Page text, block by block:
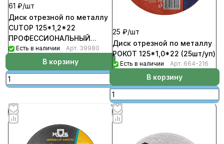
61 ₽/шт
Диск отрезной по металлу
CUTOP 125*1,2*22
ПРОФЕССИОНАЛЬНЫЙ
(10шт/уп)
Есть в наличии Арт. 39980
В корзину
25 ₽/шт
Диск отрезной по металлу
РОКОТ 125*1,0*22 (25шт/уп)
Есть в наличии Арт. 664-216
В корзину